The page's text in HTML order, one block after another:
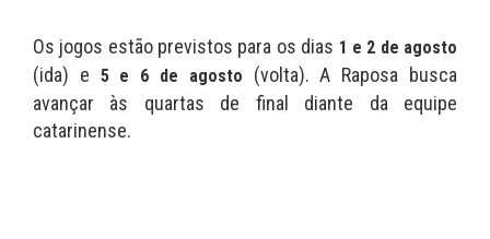
Os jogos estão previstos para os dias 1 e 2 de agosto
(ida) e 5 e 6 de agosto (volta). A Raposa busca
avançar às quartas de final diante da equipe
catarinense.